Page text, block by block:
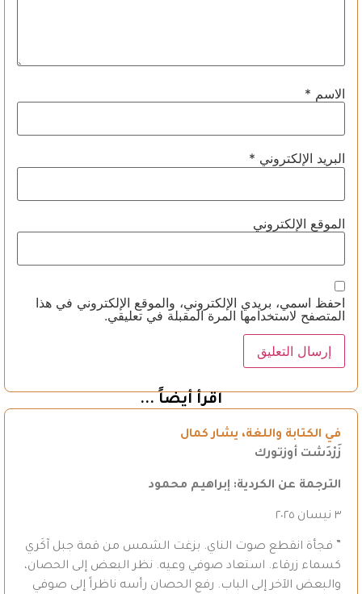
الاسم *
البريد الإلكتروني *
الموقع الإلكتروني
احفظ اسمي، بريدي الإلكتروني، والموقع الإلكتروني في هذا
المتصفح لاستخدامها المرة المقبلة في تعليقي.
اقرأ أيضاً ...
في الكتابة واللغة، يشار كمال
زَرْدَشت أوزتورك
الترجمة عن الكردية: إبراهيم محمود
٣ نيسان ٢٠٢٥
” فجأة انقطع صوت الناي. بزغت الشمس من قمة جبل آكَري
كسماء زرقاء. استعاد صوفي وعيه. نظر البعض إلى الحصان،
والبعض الآخر إلى الباب. رفع الحصان رأسه ناظراً إلى صوفي